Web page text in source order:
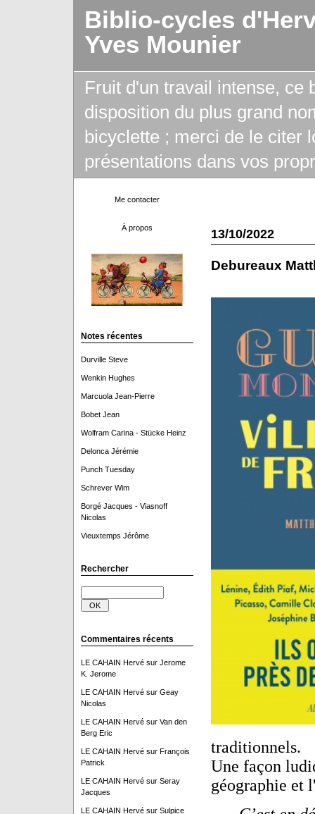
Biblio-cycles
Yves Mounier
Fruit d'un travail intense, ce
disposition du plus grand
bicyclette ; merci de le citer
présentations dans vos
Me contacter
À propos
Notes récentes
Durville Steve
Wenkin Hughes
Marcuola Jean-Pierre
Bobet Jean
Wolfram Carina - Stücke Heinz
Delonca Jérémie
Punch Tuesday
Schrever Wim
Borgé Jacques - Viasnoff
Nicolas
Vieuxtemps Jérôme
Rechercher
Commentaires récents
LE CAHAIN Hervésur Jerome
K. Jerome
LE CAHAIN Hervésur Geay
Nicolas
LE CAHAIN Hervésur Van den
Berg Eric
LE CAHAIN Hervésur François
Patrick
LE CAHAIN Hervésur Seray
Jacques
LE CAHAIN Hervésur Sulpice
13/10/2022
Debureaux
traditionnels.
Une façon
géographie et